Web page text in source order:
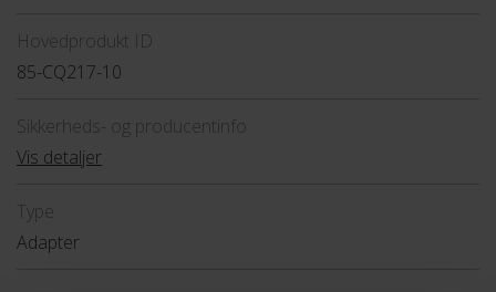
Hovedprodukt ID
85-CQ217-10
Sikkerheds- og producentinfo
Vis detaljer
Type
Adapter